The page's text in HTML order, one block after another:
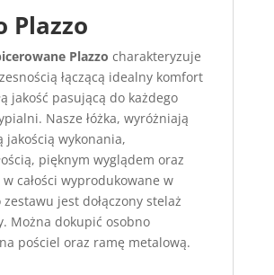
Plazzo
Plazzo charakteryzuje
łączącą idealny komfort
jakość pasującą do każdego
Nasze łóżka, wyróżniają
jakością wykonania,
pięknym wyglądem oraz
całości wyprodukowane w
zestawu jest dołączony stelaż
Można dokupić osobno
pościel oraz ramę metalową.